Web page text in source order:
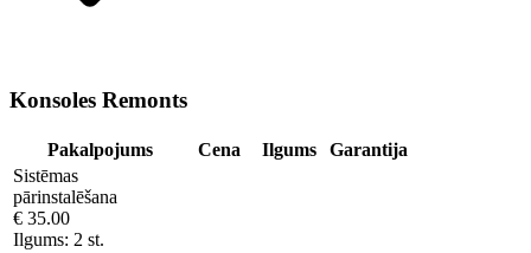
Konsoles Remonts
Pakalpojums Cena Ilgums
Garantija
Sistēmas
pārinstalēšana
€ 35.00
Ilgums: 2 st.